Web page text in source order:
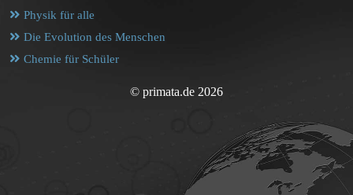
Physik für alle
Die Evolution des Menschen
Chemie für Schüler
© primata.de 2026